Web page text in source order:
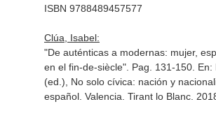
ISBN 9788489457577
Clúa, Isabel:
"De auténticas a modernas: mujer,
en el fin-de-siècle". Pag. 131-150. En:
(ed.), No solo cívica: nación y
español. Valencia. Tirant lo Blanc.